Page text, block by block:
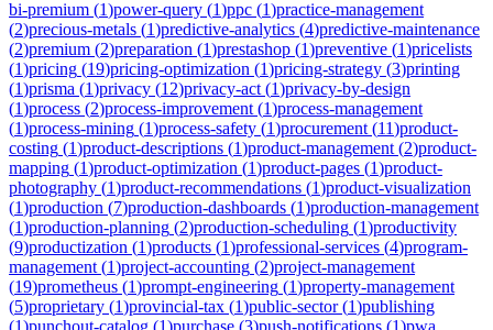
bi-premium (1)power-query (1)ppc (1)practice-management
(2)precious-metals (1)predictive-analytics (4)predictive-maintenance
(2)premium (2)preparation (1)prestashop (1)preventive (1)pricelists
(1)pricing (19)pricing-optimization (1)pricing-strategy (3)printing
(1)prisma (1)privacy (12)privacy-act (1)privacy-by-design
(1)process (2)process-improvement (1)process-management
(1)process-mining (1)process-safety (1)procurement (11)product-
costing (1)product-descriptions (1)product-management (2)product-
mapping (1)product-optimization (1)product-pages (1)product-
photography (1)product-recommendations (1)product-visualization
(1)production (7)production-dashboards (1)production-management
(1)production-planning (2)production-scheduling (1)productivity
(9)productization (1)products (1)professional-services (4)program-
management (1)project-accounting (2)project-management
(19)prometheus (1)prompt-engineering (1)property-management
(5)proprietary (1)provincial-tax (1)public-sector(1)publishing
(1)punchout-catalog (1)purchase (3)push-notifications (1)pwa